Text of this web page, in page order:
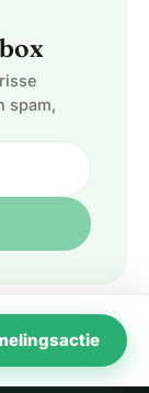
spam,